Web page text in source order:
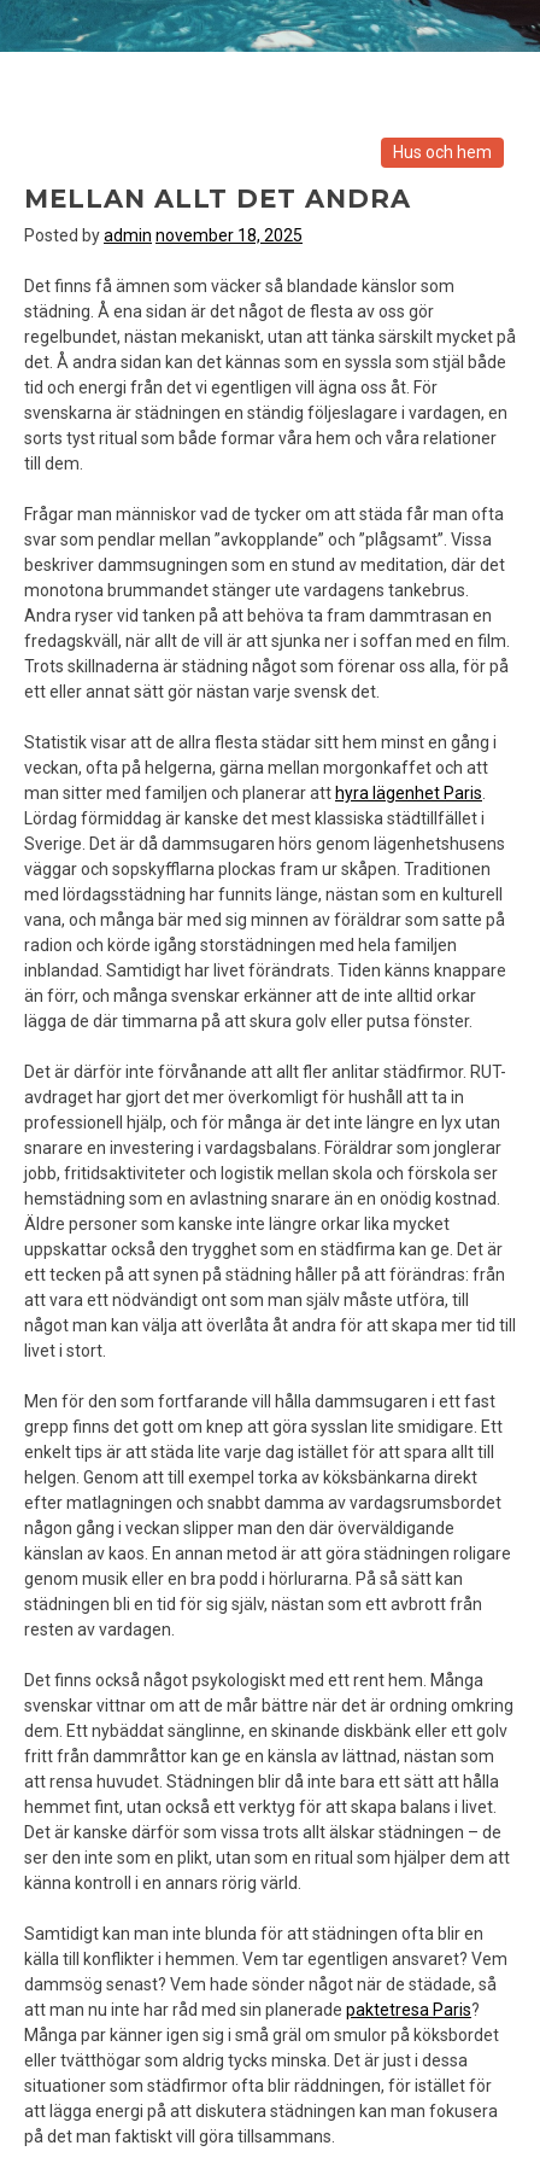
Hus och hem
MELLAN ALLT DET ANDRA
Posted byadmin november 18, 2025
Det finns få ämnen som väcker så blandade känslor som
städning. Å ena sidan är det något de flesta av oss gör
regelbundet, nästan mekaniskt, utan att tänka särskilt mycket på
det. Å andra sidan kan det kännas som en syssla som stjäl både
tid och energi från det vi egentligen vill ägna oss åt. För
svenskarna är städningen en ständig följeslagare i vardagen, en
sorts tyst ritual som både formar våra hem och våra relationer
till dem.
Frågar man människor vad de tycker om att städa får man ofta
svar som pendlar mellan ”avkopplande” och ”plågsamt”. Vissa
beskriver dammsugningen som en stund av meditation, där det
monotona brummandet stänger ute vardagens tankebrus.
Andra ryser vid tanken på att behöva ta fram dammtrasan en
fredagskväll, när allt de vill är att sjunka ner i soffan med en film.
Trots skillnaderna är städning något som förenar oss alla, för på
ett eller annat sätt gör nästan varje svensk det.
Statistik visar att de allra flesta städar sitt hem minst en gång i
veckan, ofta på helgerna, gärna mellan morgonkaffet och att
man sitter med familjen och planerar atthyra lägenhet Paris
Lördag förmiddag är kanske det mest klassiska städtillfället i
Sverige. Det är då dammsugaren hörs genom lägenhetshusens
väggar och sopskyfflarna plockas fram ur skåpen. Traditionen
med lördagsstädning har funnits länge, nästan som en kulturell
vana, och många bär med sig minnen av föräldrar som satte på
radion och körde igång storstädningen med hela familjen
inblandad. Samtidigt har livet förändrats. Tiden känns knappare
än förr, och många svenskar erkänner att de inte alltid orkar
lägga de där timmarna på att skura golv eller putsa fönster.
Det är därför inte förvånande att allt fler anlitar städfirmor. RUT-
avdraget har gjort det mer överkomligt för hushåll att ta in
professionell hjälp, och för många är det inte längre en lyx utan
snarare en investering i vardagsbalans. Föräldrar som jonglerar
jobb, fritidsaktiviteter och logistik mellan skola och förskola ser
hemstädning som en avlastning snarare än en onödig kostnad.
Äldre personer som kanske inte längre orkar lika mycket
uppskattar också den trygghet som en städfirma kan ge. Det är
ett tecken på att synen på städning håller på att förändras: från
att vara ett nödvändigt ont som man själv måste utföra, till
något man kan välja att överlåta åt andra för att skapa mer tid till
livet i stort.
Men för den som fortfarande vill hålla dammsugaren i ett fast
grepp finns det gott om knep att göra sysslan lite smidigare. Ett
enkelt tips är att städa lite varje dag istället för att spara allt till
helgen. Genom att till exempel torka av köksbänkarna direkt
efter matlagningen och snabbt damma av vardagsrumsbordet
någon gång i veckan slipper man den där överväldigande
känslan av kaos. En annan metod är att göra städningen roligare
genom musik eller en bra podd i hörlurarna. På så sätt kan
städningen bli en tid för sig själv, nästan som ett avbrott från
resten av vardagen.
Det finns också något psykologiskt med ett rent hem. Många
svenskar vittnar om att de mår bättre när det är ordning omkring
dem. Ett nybäddat sänglinne, en skinande diskbänk eller ett golv
fritt från dammråttor kan ge en känsla av lättnad, nästan som
att rensa huvudet. Städningen blir då inte bara ett sätt att hålla
hemmet fint, utan också ett verktyg för att skapa balans i livet.
Det är kanske därför som vissa trots allt älskar städningen – de
ser den inte som en plikt, utan som en ritual som hjälper dem att
känna kontroll i en annars rörig värld.
Samtidigt kan man inte blunda för att städningen ofta blir en
källa till konflikter i hemmen. Vem tar egentligen ansvaret? Vem
dammsög senast? Vem hade sönder något när de städade, så
att man nu inte har råd med sin planerade paktetresa Paris?
Många par känner igen sig i små gräl om smulor på köksbordet
eller tvätthögar som aldrig tycks minska. Det är just i dessa
situationer som städfirmor ofta blir räddningen, för istället för
att lägga energi på att diskutera städningen kan man fokusera
på det man faktiskt vill göra tillsammans.